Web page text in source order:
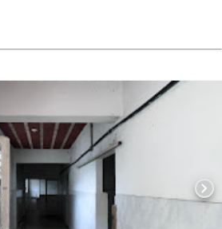
chevron_right